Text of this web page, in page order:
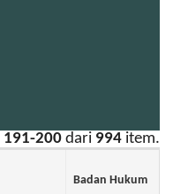
191-200 dari 994 item.
Badan Hukum